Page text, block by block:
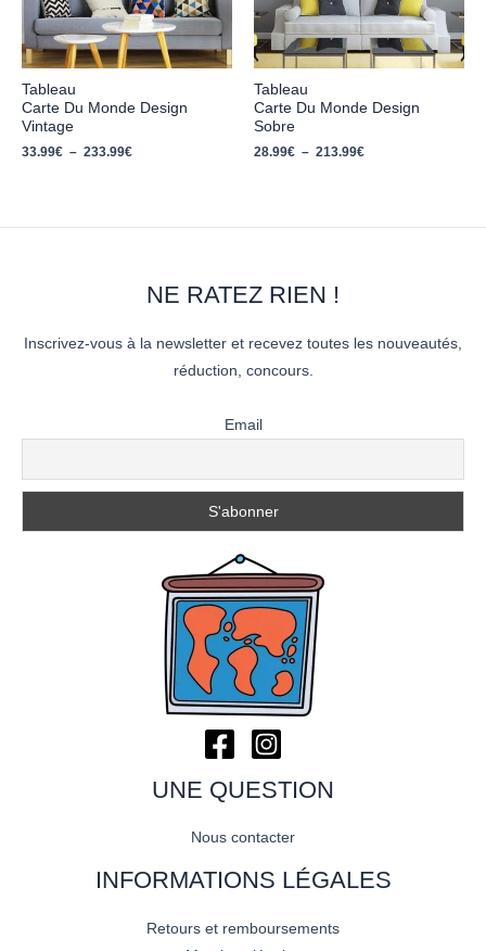
Tableau
Carte Du Monde Design
Vintage
33.99€ – 233.99€
Tableau
Carte Du Monde Design
Sobre
28.99€ – 213.99€
NE RATEZ RIEN !
Inscrivez-vous à la newsletter et recevez toutes les nouveautés,
réduction, concours.
Email
UNE QUESTION
Nous contacter
INFORMATIONS LÉGALES
Retours et remboursements